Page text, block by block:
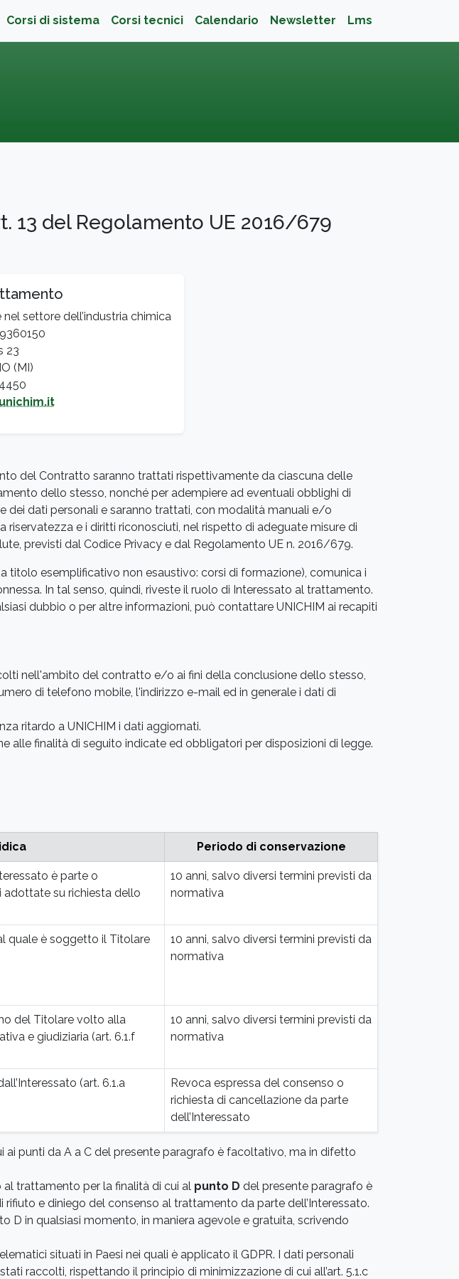
Corsi di sistema Corsi tecnici Calendario Newsletter Lms
13 del Regolamento UE 2016/679
settore dell’industria chimica
23
(MI)
del Contratto saranno trattati rispettivamente da ciascuna delle
dello stesso, nonché per adempiere ad eventuali obblighi di
dati personali e saranno trattati, con modalità manuali e/o
e i diritti riconosciuti, nel rispetto di adeguate misure di
previsti dal Codice Privacy e dal Regolamento UE n. 2016/679.
titolo esemplificativo non esaustivo: corsi di formazione), comunica i
In tal senso, quindi, riveste il ruolo di Interessato al trattamento.
dubbio o per altre informazioni, può contattare UNICHIM ai recapiti
nell'ambito del contratto e/o ai fini della conclusione dello stesso,
di telefono mobile, l'indirizzo e-mail ed in generale i dati di
ritardo a UNICHIM i dati aggiornati.
alle finalità di seguito indicate ed obbligatori per disposizioni di legge.
Periodo di conservazione
è parte o
su richiesta dello
10 anni, salvo diversi termini previsti da
normativa
quale è soggetto il Titolare
10 anni, salvo diversi termini previsti da
normativa
del Titolare volto alla
e giudiziaria (art. 6.1.f
10 anni, salvo diversi termini previsti da
normativa
(art. 6.1.a
Revoca espressa del consenso o
richiesta di cancellazione da parte
dell’Interessato
punti da A a C del presente paragrafo è facoltativo, ma in difetto
trattamento per la finalità di cui al punto D del presente paragrafo è
e diniego del consenso al trattamento da parte dell’Interessato.
D in qualsiasi momento, in maniera agevole e gratuita, scrivendo
situati in Paesi nei quali è applicato il GDPR. I dati personali
raccolti, rispettando il principio di minimizzazione di cui all’art. 5.1.c